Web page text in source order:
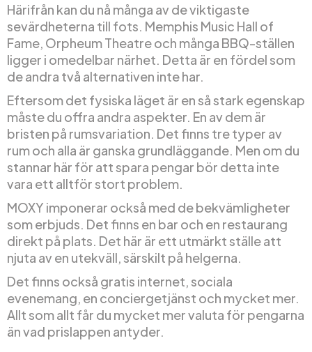
Härifrån kan du nå många av de viktigaste
sevärdheterna till fots. Memphis Music Hall of
Fame, Orpheum Theatre och många BBQ-ställen
ligger i omedelbar närhet. Detta är en fördel som
de andra två alternativen inte har.
Eftersom det fysiska läget är en så stark egenskap
måste du offra andra aspekter. En av dem är
bristen på rumsvariation. Det finns tre typer av
rum och alla är ganska grundläggande. Men om du
stannar här för att spara pengar bör detta inte
vara ett alltför stort problem.
MOXY imponerar också med de bekvämligheter
som erbjuds. Det finns en bar och en restaurang
direkt på plats. Det här är ett utmärkt ställe att
njuta av en utekväll, särskilt på helgerna.
Det finns också gratis internet, sociala
evenemang, en conciergetjänst och mycket mer.
Allt som allt får du mycket mer valuta för pengarna
än vad prislappen antyder.